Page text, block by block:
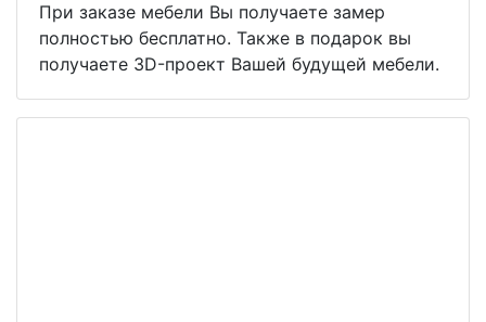
При заказе мебели Вы получаете замер
полностью бесплатно. Также в подарок вы
получаете 3D-проект Вашей будущей мебели.